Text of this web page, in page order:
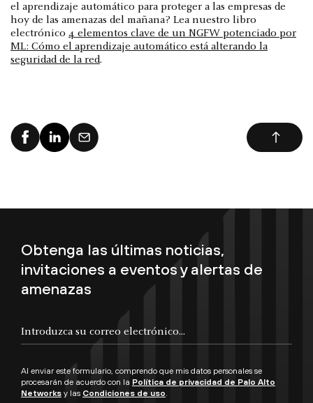
el aprendizaje automático para proteger a las empresas de
hoy de las amenazas del mañana? Lea nuestro libro
electrónico 4 elementos clave de un NGFW potenciado por
ML: Cómo el aprendizaje automático está alterando la
seguridad de la red.
Obtenga las últimas noticias,
invitaciones a eventos y alertas de
amenazas
Al enviar este formulario, comprendo que mis datos personales se
procesarán de acuerdo con la Política de privacidad de Palo Alto
Networks y las Condiciones de uso